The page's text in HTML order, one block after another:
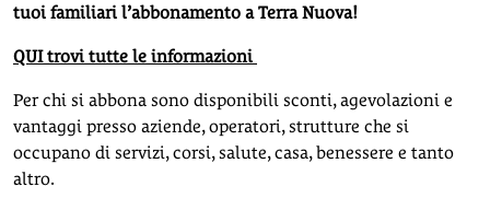
tuoi familiari l’abbonamento a Terra Nuova!
QUI trovi tutte le informazioni
Per chi si abbona sono disponibili sconti, agevolazioni e
vantaggi presso aziende, operatori, strutture che si
occupano di servizi, corsi, salute, casa, benessere e tanto
altro.